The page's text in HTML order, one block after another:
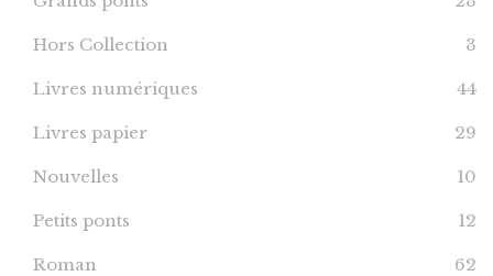
Hors Collection 3
Livres numériques 44
Livres papier 29
Nouvelles 10
Petits ponts 12
Roman 62